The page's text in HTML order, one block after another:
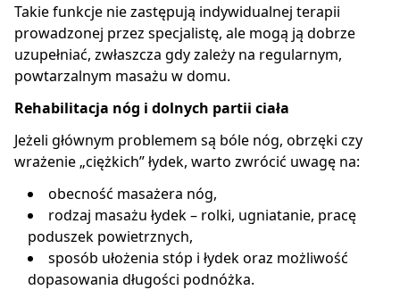
Takie funkcje nie zastępują indywidualnej terapii
prowadzonej przez specjalistę, ale mogą ją dobrze
uzupełniać, zwłaszcza gdy zależy na regularnym,
powtarzalnym masażu w domu.
Rehabilitacja nóg i dolnych partii ciała
Jeżeli głównym problemem są bóle nóg, obrzęki czy
wrażenie „ciężkich” łydek, warto zwrócić uwagę na:
obecność masażera nóg,
rodzaj masażu łydek – rolki, ugniatanie, pracę
poduszek powietrznych,
sposób ułożenia stóp i łydek oraz możliwość
dopasowania długości podnóżka.